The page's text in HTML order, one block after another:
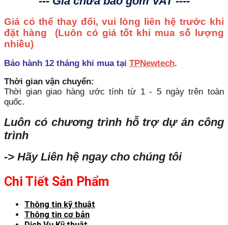
Giá có thể thay đổi, vui lòng liên hệ trước khi
đặt hàng (Luôn có giá tốt khi mua số lượng
nhiều)
Bảo hành 12 tháng khi mua tại TPNewtech.
Thời gian vận chuyển:
Thời gian giao hàng ước tính từ 1 - 5 ngày trên toàn
quốc.
Luôn có chương trình hỗ trợ dự án công
trình
-> Hãy Liên hệ ngay cho chúng tôi
Chi Tiết Sản Phẩm
Thông tin kỹ thuật
Thông tin cơ bản